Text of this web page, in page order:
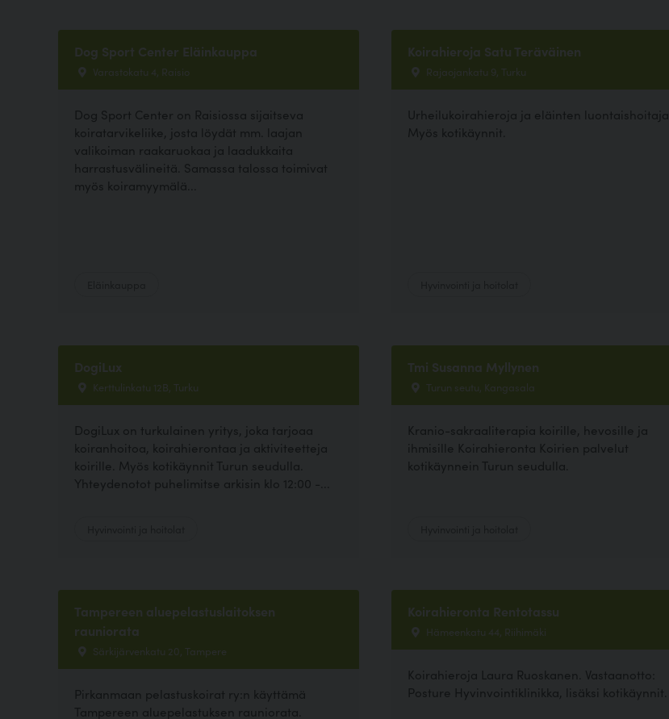
Dog Sport Center Eläinkauppa
Varastokatu 4, Raisio
Dog Sport Center on Raisiossa sijaitseva
koiratarvikeliike, josta löydät mm. laajan
valikoiman raakaruokaa ja laadukkaita
harrastusvälineitä. Samassa talossa toimivat
myös koiramyymälä...
Koirahieroja Satu Teräväinen
Rajaojankatu 9, Turku
Urheilukoirahieroja ja eläinten luontaishoitaja.
Myös kotikäynnit.
DogiLux
Kerttulinkatu 12B, Turku
DogiLux on turkulainen yritys, joka tarjoaa
koiranhoitoa, koirahierontaa ja aktiviteetteja
koirille. Myös kotikäynnit Turun seudulla.
Yhteydenotot puhelimitse arkisin klo 12:00 -...
Tmi Susanna Myllynen
Turun seutu, Kangasala
Kranio-sakraaliterapia koirille, hevosille ja
ihmisille Koirahieronta Koirien palvelut
kotikäynnein Turun seudulla.
Tampereen aluepelastuslaitoksen
rauniorata
Särkijärvenkatu 20, Tampere
Pirkanmaan pelastuskoirat ry:n käyttämä
Tampereen aluepelastuksen rauniorata.
Koirahieronta Rentotassu
Hämeenkatu 44, Riihimäki
Koirahieroja Laura Ruoskanen. Vastaanotto:
Posture Hyvinvointiklinikka, lisäksi kotikäynnit.